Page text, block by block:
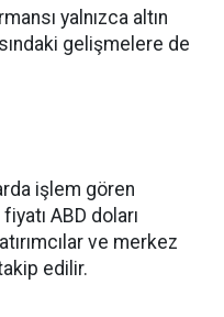
yalnızca altın
gelişmelere de
işlem gören
ABD doları
ve merkez
edilir.